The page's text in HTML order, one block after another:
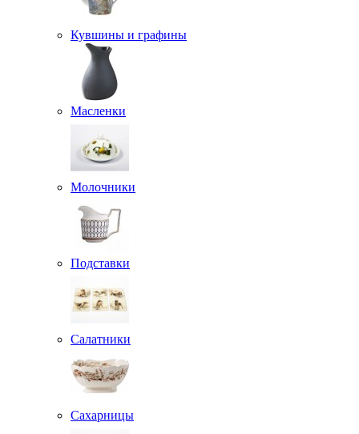
Кувшины и графины
Масленки
Молочники
Подставки
Салатники
Сахарницы